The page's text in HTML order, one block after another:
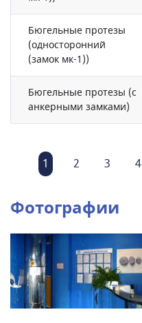
Бюгельные протезы
(односторонний
(замок мк-1))
Бюгельные протезы (с
анкерными замками)
1 2 3 4
Фотографии